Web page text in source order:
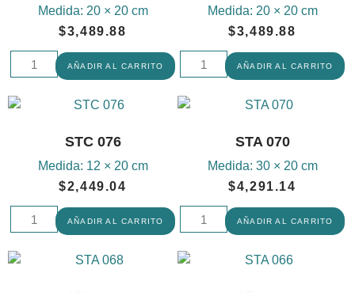
Medida: 20 × 20 cm
$3,489.88
AÑADIR AL CARRITO
Medida: 20 × 20 cm
$3,489.88
AÑADIR AL CARRITO
STC 076
Medida: 12 × 20 cm
$2,449.04
AÑADIR AL CARRITO
STA 070
Medida: 30 × 20 cm
$4,291.14
AÑADIR AL CARRITO